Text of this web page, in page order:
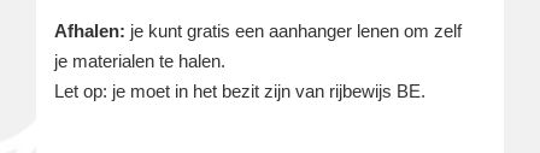
Afhalen: je kunt gratis een aanhanger lenen om zelf
je materialen te halen.
Let op: je moet in het bezit zijn van rijbewijs BE.